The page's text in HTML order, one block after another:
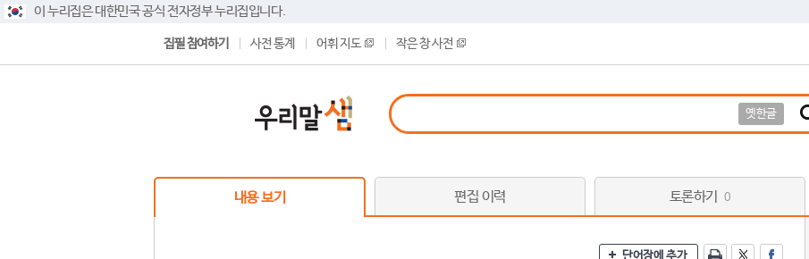
이 누리집은 대한민국 공식 전자정부 누리집입니다.
집필 참여하기 사전 통계 어휘 지도 작은 창 사전
옛한글
내용 보기 편집 이력 토론하기 0
단어장에 추가